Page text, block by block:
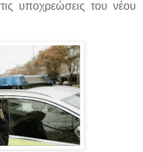
υποχρεώσεις του νέου